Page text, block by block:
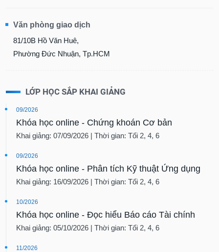
Văn phòng giao dịch
81/10B Hồ Văn Huê,
Phường Đức Nhuận, Tp.HCM
LỚP HỌC SẮP KHAI GIẢNG
09/2026
Khóa học online - Chứng khoán Cơ bản
Khai giảng: 07/09/2026 | Thời gian: Tối 2, 4, 6
09/2026
Khóa học online - Phân tích Kỹ thuật Ứng dụng
Khai giảng: 16/09/2026 | Thời gian: Tối 2, 4, 6
10/2026
Khóa học online - Đọc hiểu Báo cáo Tài chính
Khai giảng: 05/10/2026 | Thời gian: Tối 2, 4, 6
11/2026